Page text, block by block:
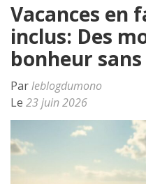
Vacances en
inclus: Des
bonheur
Parleblogdumono
Le 23 juin 2026